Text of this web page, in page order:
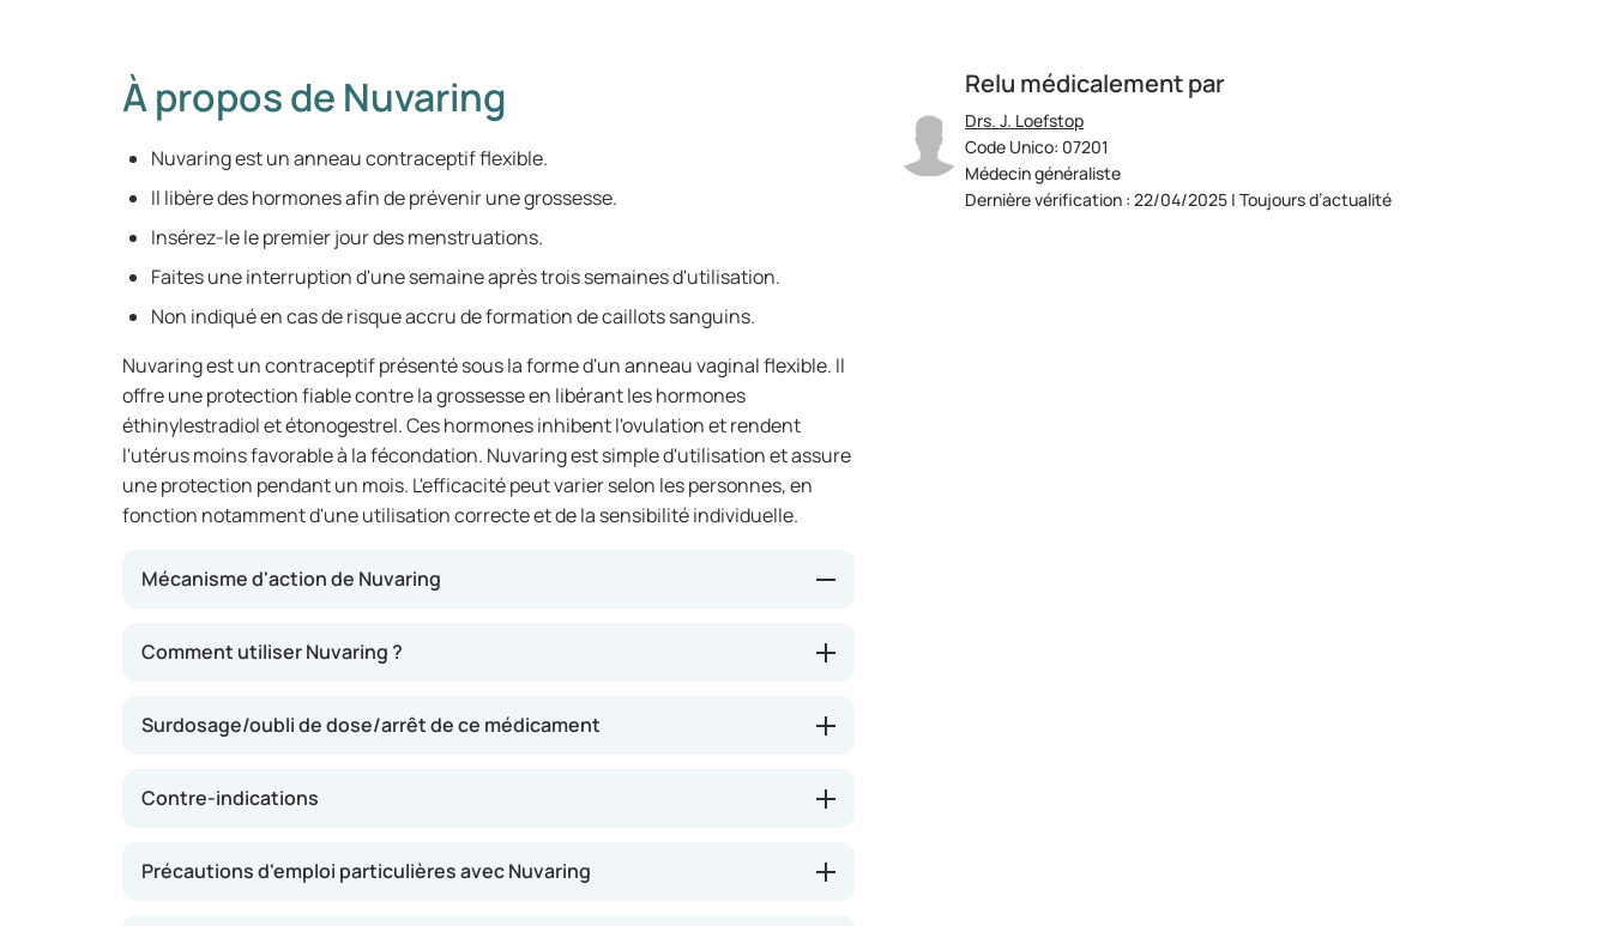
Relu médicalement par
Drs. J. Loefstop
Code Unico: 07201
Médecin généraliste
Dernière vérification : 22/04/2025 | Toujours d’actualité
À propos de Nuvaring
Nuvaring est un anneau contraceptif flexible.
Il libère des hormones afin de prévenir une grossesse.
Insérez-le le premier jour des menstruations.
Faites une interruption d'une semaine après trois semaines d'utilisation.
Non indiqué en cas de risque accru de formation de caillots sanguins.
Nuvaring est un contraceptif présenté sous la forme d'un anneau vaginal flexible. Il
offre une protection fiable contre la grossesse en libérant les hormones
éthinylestradiol et étonogestrel. Ces hormones inhibent l'ovulation et rendent
l'utérus moins favorable à la fécondation. Nuvaring est simple d'utilisation et assure
une protection pendant un mois. L'efficacité peut varier selon les personnes, en
fonction notamment d'une utilisation correcte et de la sensibilité individuelle.
Mécanisme d'action de Nuvaring
circulation sanguine à travers la paroi vaginale. Ces hormones empêchent la
nidation. Par ailleurs, la glaire cervicale s'épaissit, rendant plus difficile l'accès
efficace contre la grossesse.
Comment utiliser Nuvaring ?
Surdosage/oubli de dose/arrêt de ce médicament
Contre-indications
Précautions d'emploi particulières avec Nuvaring